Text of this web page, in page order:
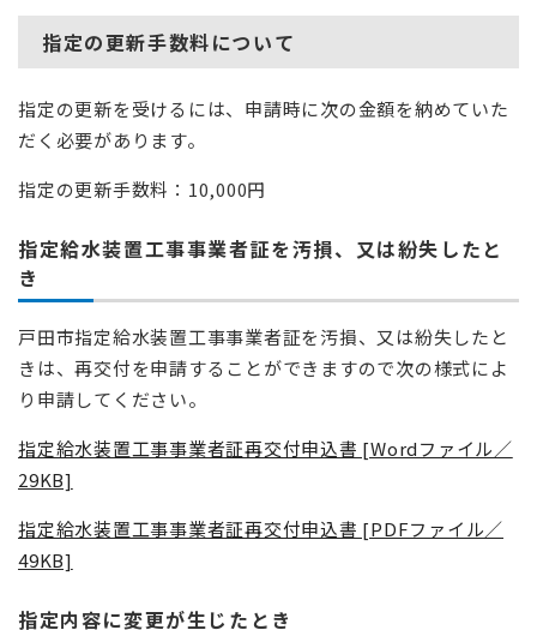
指定の更新手数料について
指定の更新を受けるには、申請時に次の金額を納めていた
だく必要があります。
指定の更新手数料：10,000円
指定給水装置工事事業者証を汚損、又は紛失したと
き
戸田市指定給水装置工事事業者証を汚損、又は紛失したと
きは、再交付を申請することができますので次の様式によ
り申請してください。
指定給水装置工事事業者証再交付申込書 [Wordファイル／
29KB]
指定給水装置工事事業者証再交付申込書 [PDFファイル／
49KB]
指定内容に変更が生じたとき